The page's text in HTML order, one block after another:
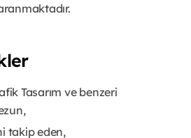
Tasarım ve benzeri
takip eden,